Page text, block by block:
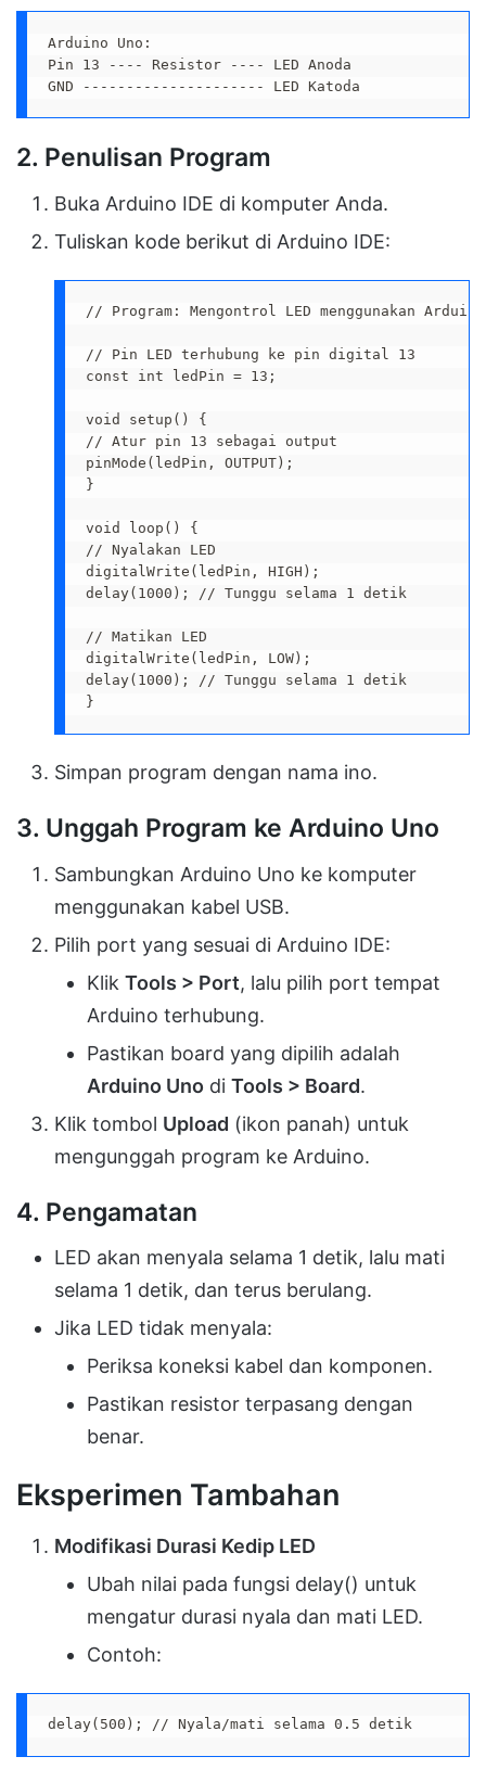
Arduino Uno:
Pin 13 ---- Resistor ---- LED Anoda
GND --------------------- LED Katoda
2. Penulisan Program
Buka Arduino IDE di komputer Anda.
Tuliskan kode berikut di Arduino IDE:
// Program: Mengontrol LED menggunakan Arduino
// Pin LED terhubung ke pin digital 13
const int ledPin = 13;
void setup() {
// Atur pin 13 sebagai output
pinMode(ledPin, OUTPUT);
}
void loop() {
// Nyalakan LED
digitalWrite(ledPin, HIGH);
delay(1000); // Tunggu selama 1 detik
// Matikan LED
digitalWrite(ledPin, LOW);
delay(1000); // Tunggu selama 1 detik
}
Simpan program dengan nama ino.
3. Unggah Program ke Arduino Uno
Sambungkan Arduino Uno ke komputer
menggunakan kabel USB.
Pilih port yang sesuai di Arduino IDE:
Klik Tools > Port, lalu pilih port tempat
Arduino terhubung.
Pastikan board yang dipilih adalah
Arduino Uno di Tools > Board.
Klik tombol Upload (ikon panah) untuk
mengunggah program ke Arduino.
4. Pengamatan
LED akan menyala selama 1 detik, lalu mati
selama 1 detik, dan terus berulang.
Jika LED tidak menyala:
Periksa koneksi kabel dan komponen.
Pastikan resistor terpasang dengan
benar.
Eksperimen Tambahan
Modifikasi Durasi Kedip LED
Ubah nilai pada fungsi delay() untuk
mengatur durasi nyala dan mati LED.
Contoh:
delay(500); // Nyala/mati selama 0.5 detik